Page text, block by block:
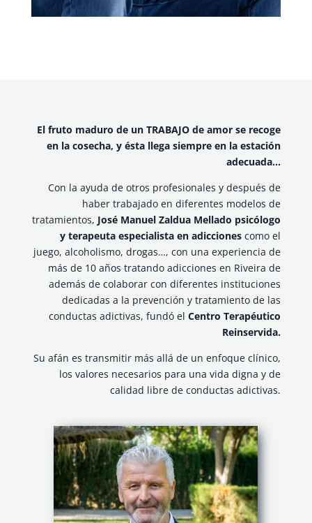
El fruto maduro de un TRABAJO de amor se recoge
en la cosecha, y ésta llega siempre en la estación
adecuada…
Con la ayuda de otros profesionales y después de
haber trabajado en diferentes modelos de
tratamientos, José Manuel Zaldua Mellado psicólogo
y terapeuta especialista en adicciones como el
juego, alcoholismo, drogas…, con una experiencia de
más de 10 años tratando adicciones en Riveira de
además de colaborar con diferentes instituciones
dedicadas a la prevención y tratamiento de las
conductas adictivas, fundó elCentro Terapéutico
Reinservida.
Su afán es transmitir más allá de un enfoque clínico,
los valores necesarios para una vida digna y de
calidad libre de conductas adictivas.